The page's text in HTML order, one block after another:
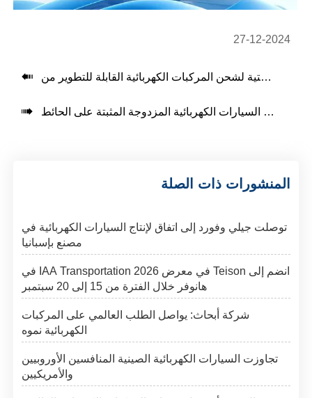
27-12-2024

 تنبيه بإطلاق منتج جديد: شواحن السيارات الكهربائية المزدوجة المثبتة على الحائط
المنشورات ذات الصلة
توصلت جيلي وفورد إلى اتفاق لإنتاج السيارات الكهربائية في
مصنع بإسبانيا
انضم إلى Teison في معرض IAA Transportation 2026 في
هانوفر خلال الفترة من 15 إلى 20 سبتمبر
شركة أبحاث: يواصل الطلب العالمي على المركبات
الكهربائية نموه
تجاوزت السيارات الكهربائية الصينية المنافسين الأوروبيين
والأمريكيين